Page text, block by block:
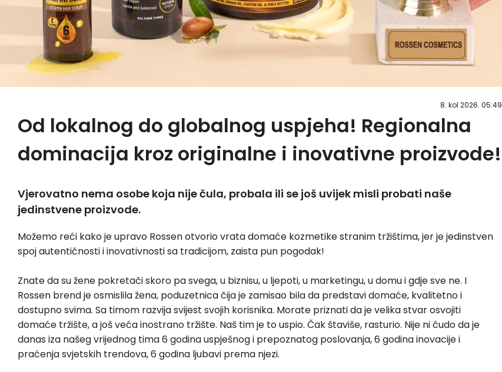
8. kol 2026. 05:49
Od lokalnog do globalnog uspjeha! Regionalna
dominacija kroz originalne i inovativne proizvode!
Vjerovatno nema osobe koja nije čula, probala ili se još uvijek misli probati naše
jedinstvene proizvode.
Možemo reći kako je upravo Rossen otvorio vrata domaće kozmetike stranim tržištima, jer je jedinstven
spoj autentičnosti i inovativnosti sa tradicijom, zaista pun pogodak!
Znate da su žene pokretači skoro pa svega, u biznisu, u ljepoti, u marketingu, u domu i gdje sve ne. I
Rossen brend je osmislila žena, poduzetnica čija je zamisao bila da predstavi domaće, kvalitetno i
dostupno svima. Sa timom razvija svijest svojih korisnika. Morate priznati da je velika stvar osvojiti
domaće tržište, a još veća inostrano tržište. Naš tim je to uspio. Čak štaviše, rasturio. Nije ni čudo da je
danas iza našeg vrijednog tima 6 godina uspješnog i prepoznatog poslovanja, 6 godina inovacije i
praćenja svjetskih trendova, 6 godina ljubavi prema njezi.